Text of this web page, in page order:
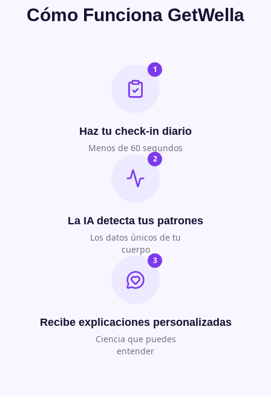
Cómo Funciona GetWella
1
Haz tu check-in diario
Menos de 60 segundos
2
La IA detecta tus patrones
Los datos únicos de tu
cuerpo
3
Recibe explicaciones personalizadas
Ciencia que puedes
entender